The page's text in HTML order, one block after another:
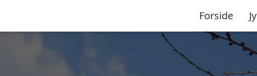
Forside